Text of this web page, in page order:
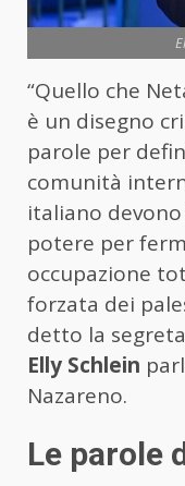
“Quello che
è un disegno
parole per
comunità
italiano
potere per
occupazione
forzata dei
detto la
Elly Schlein
Nazareno.
Le parole